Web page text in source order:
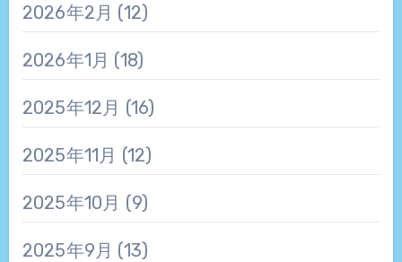
2026年2月 (12)
2026年1月 (18)
2025年12月 (16)
2025年11月 (12)
2025年10月 (9)
2025年9月 (13)